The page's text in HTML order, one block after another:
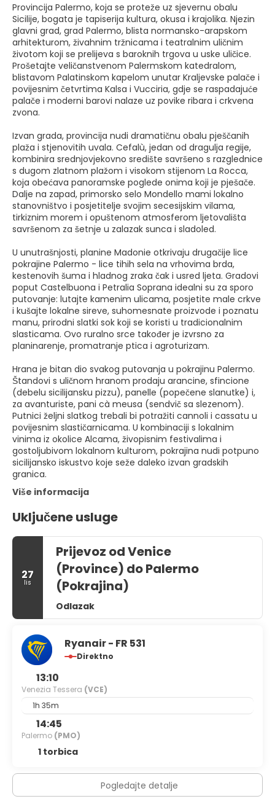
Provincija Palermo, koja se proteže uz sjevernu obalu
Sicilije, bogata je tapiserija kultura, okusa i krajolika. Njezin
glavni grad, grad Palermo, blista normansko-arapskom
arhitekturom, živahnim tržnicama i teatralnim uličnim
životom koji se prelijeva s baroknih trgova u uske uličice.
Prošetajte veličanstvenom Palermskom katedralom,
blistavom Palatinskom kapelom unutar Kraljevske palače i
povijesnim četvrtima Kalsa i Vucciria, gdje se raspadajuće
palače i moderni barovi nalaze uz povike ribara i crkvena
zvona.
Izvan grada, provincija nudi dramatičnu obalu pješčanih
plaža i stjenovitih uvala. Cefalù, jedan od dragulja regije,
kombinira srednjovjekovno središte savršeno s razglednice
s dugom zlatnom plažom i visokom stijenom La Rocca,
koja obećava panoramske poglede onima koji je pješače.
Dalje na zapad, primorsko selo Mondello mami lokalno
stanovništvo i posjetitelje svojim secesijskim vilama,
tirkiznim morem i opuštenom atmosferom ljetovališta
savršenom za šetnje u zalazak sunca i sladoled.
U unutrašnjosti, planine Madonie otkrivaju drugačije lice
pokrajine Palermo - lice tihih sela na vrhovima brda,
kestenovih šuma i hladnog zraka čak i usred ljeta. Gradovi
poput Castelbuona i Petralia Soprana idealni su za sporo
putovanje: lutajte kamenim ulicama, posjetite male crkve
i kušajte lokalne sireve, suhomesnate proizvode i poznatu
manu, prirodni slatki sok koji se koristi u tradicionalnim
slasticama. Ovo ruralno srce također je izvrsno za
planinarenje, promatranje ptica i agroturizam.
Hrana je bitan dio svakog putovanja u pokrajinu Palermo.
Štandovi s uličnom hranom prodaju arancine, sfincione
(debelu sicilijansku pizzu), panelle (popečene slanutke) i,
za avanturiste, pani cà meusa (sendvič sa slezenom).
Putnici željni slatkog trebali bi potražiti cannoli i cassatu u
povijesnim slastičarnicama. U kombinaciji s lokalnim
vinima iz okolice Alcama, živopisnim festivalima i
gostoljubivom lokalnom kulturom, pokrajina nudi potpuno
sicilijansko iskustvo koje seže daleko izvan gradskih
granica.
Više informacija
Uključene usluge
27
lis
Prijevoz od Venice
(Province) do Palermo
(Pokrajina)
Odlazak
Ryanair - FR 531
Direktno
13:10
Venezia Tessera (VCE)
1h 35m
14:45
Palermo (PMO)
1 torbica
Pogledajte detalje